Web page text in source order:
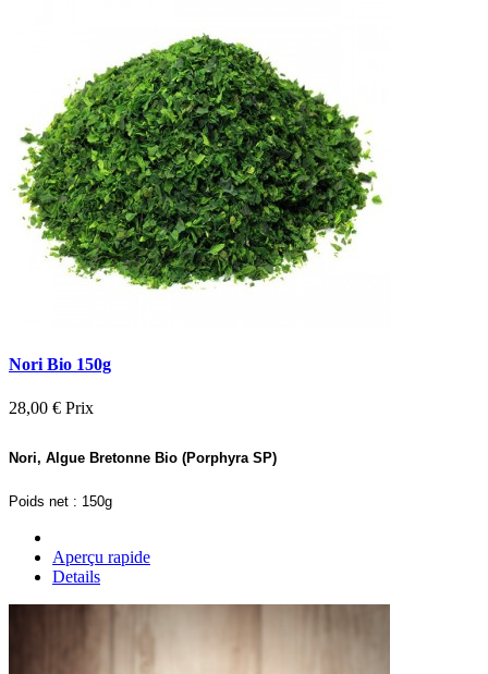
Nori Bio 150g
28,00 € Prix
Nori, Algue Bretonne Bio (Porphyra SP)
Poids net : 150g
Aperçu rapide
Details